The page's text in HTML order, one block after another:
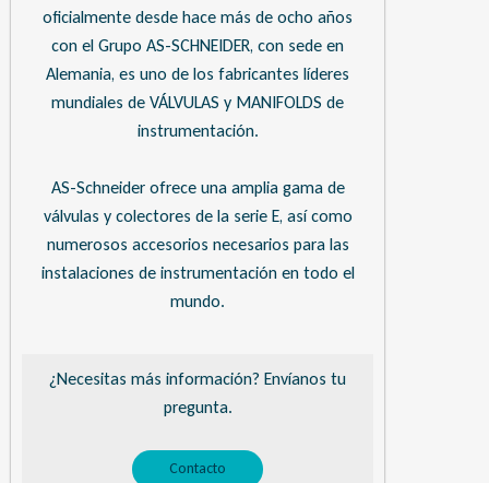
oficialmente desde hace más de ocho años
con el Grupo AS-SCHNEIDER, con sede en
Alemania, es uno de los fabricantes líderes
mundiales de VÁLVULAS y MANIFOLDS de
instrumentación.
AS-Schneider ofrece una amplia gama de
válvulas y colectores de la serie E, así como
numerosos accesorios necesarios para las
instalaciones de instrumentación en todo el
mundo.
¿Necesitas más información? Envíanos tu
pregunta.
Contacto